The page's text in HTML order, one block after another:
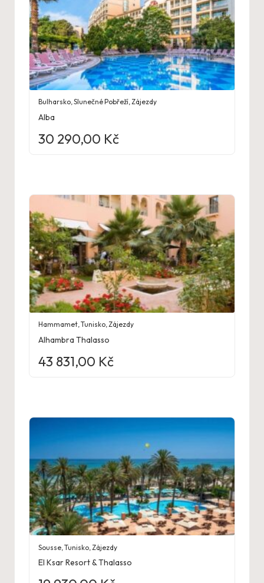
Bulharsko,Slunečné Pobřeží,Zájezdy
Alba
30 290,00 Kč
Hammamet,Tunisko,Zájezdy
Alhambra Thalasso
43 831,00 Kč
Sousse ,Tunisko Zájezdy
El Ksar Resort & Thalasso